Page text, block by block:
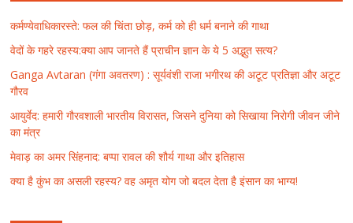
कर्मण्येवाधिकारस्ते: फल की चिंता छोड़, कर्म को ही धर्म बनाने की गाथा
वेदों के गहरे रहस्य:क्या आप जानते हैं प्राचीन ज्ञान के ये 5 अद्भुत सत्य?
Ganga Avtaran (गंगा अवतरण) : सूर्यवंशी राजा भगीरथ की अटूट प्रतिज्ञा और अटूट
गौरव
आयुर्वेद: हमारी गौरवशाली भारतीय विरासत, जिसने दुनिया को सिखाया निरोगी जीवन जीने
का मंत्र
मेवाड़ का अमर सिंहनाद: बप्पा रावल की शौर्य गाथा और इतिहास
क्या है कुंभ का असली रहस्य? वह अमृत योग जो बदल देता है इंसान का भाग्य!